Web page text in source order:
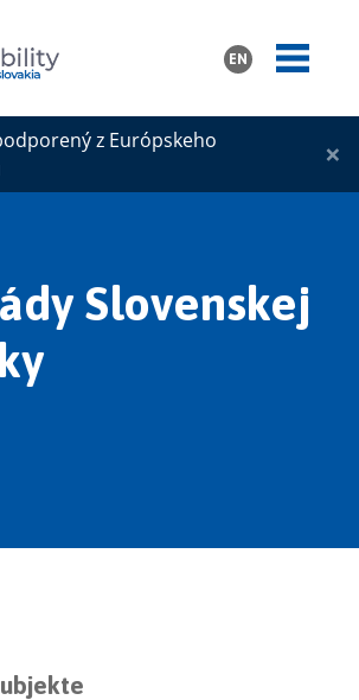
EN
z Európskeho
×
Slovenskej